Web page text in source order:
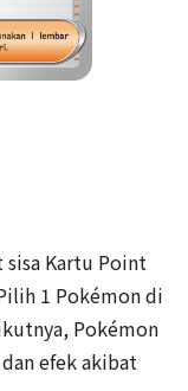
sisa Kartu Point
1 Pokémon di
Pokémon
efek akibat